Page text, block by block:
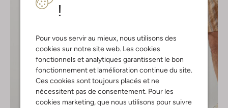
!
Pour vous servir au mieux, nous utilisons des
cookies sur notre site web. Les cookies
fonctionnels et analytiques garantissent le bon
fonctionnement et lamélioration continue du site.
Ces cookies sont toujours placés et ne
nécessitent pas de consentement. Pour les
cookies marketing, que nous utilisons pour suivre